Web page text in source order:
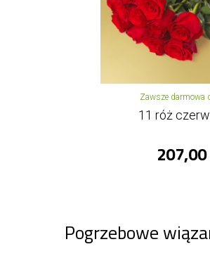
Zawsze darmowa
11 róż
207,00
Pogrzebowe